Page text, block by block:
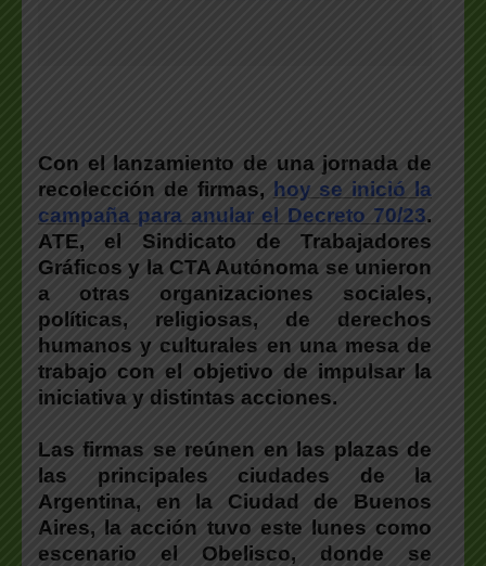
Con el lanzamiento de una jornada de
recolección de firmas, hoy se inició la
campaña para anular el Decreto 70/23.
ATE, el Sindicato de Trabajadores
Gráficos y la CTA Autónoma se unieron
a otras organizaciones sociales,
políticas, religiosas, de derechos
humanos y culturales en una mesa de
trabajo con el objetivo de impulsar la
iniciativa y distintas acciones.
Las firmas se reúnen en las plazas de
las principales ciudades de la
Argentina, en la Ciudad de Buenos
Aires, la acción tuvo este lunes como
escenario el Obelisco, donde se